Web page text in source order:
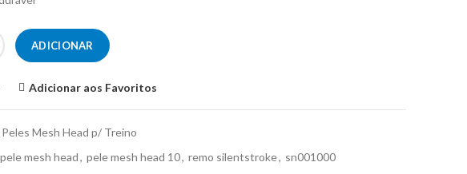
Pele Mesh Head 10'' Remo Silentstroke SN-0010-00
ADICIONAR
Adicionar aos Favoritos
Peles Mesh Head p/ Treino
pele mesh head, pele mesh head 10, remo silentstroke, sn001000